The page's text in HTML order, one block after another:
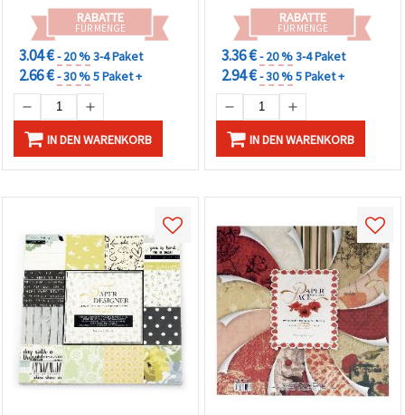
RABATTE
FÜR MENGE
3.04 €- 20 %3-4 Paket
2.66 €- 30 %5 Paket +
IN DEN WARENKORB
RABATTE
FÜR MENGE
3.36 €- 20 %3-4 Paket
2.94 €- 30 %5 Paket +
IN DEN WARENKORB